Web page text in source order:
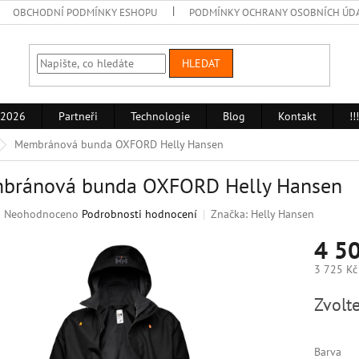
OBCHODNÍ PODMÍNKY ESHOPU PODMÍNKY OCHRANY OSOBNÍCH
HLEDAT
Partneři Technologie Blog Kontakt
Membránová bunda OXFORD Helly Hansen
bunda OXFORD Helly Hansen
Průměrné
Neohodnoceno Podrobnosti hodnocení Značka: Helly Hansen
4
3 725
cena:
Barva